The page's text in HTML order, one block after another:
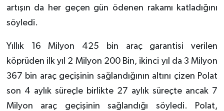
artışın da her geçen gün ödenen rakamı katladığını
söyledi.
Yıllık 16 Milyon 425 bin araç garantisi verilen
köprüden ilk yıl 2 Milyon 200 Bin, ikinci yıl da 3 Milyon
367 bin araç geçişinin sağlandığının altını çizen Polat
son 4 aylık süreçle birlikte 27 aylık süreçte ancak 7
Milyon araç geçişinin sağlandığı söyledi. Polat,